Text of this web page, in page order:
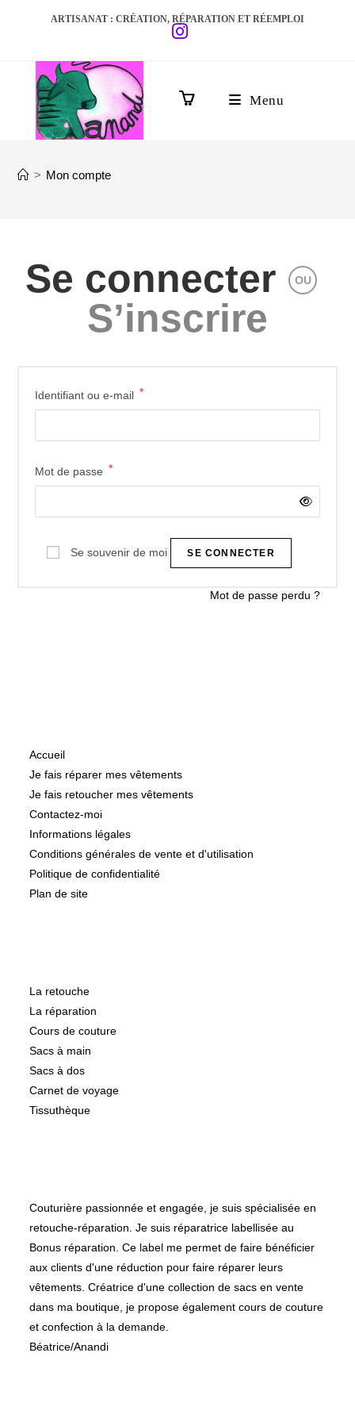
ARTISANAT : CRÉATION, RÉPARATION ET RÉEMPLOI
Menu
> Mon compte
Se connecter OU
S’inscrire
Identifiant ou e-mail *
Mot de passe *
Se souvenir de moi SE CONNECTER
Mot de passe perdu ?
Accueil
Je fais réparer mes vêtements
Je fais retoucher mes vêtements
Contactez-moi
Informations légales
Conditions générales de vente et d'utilisation
Politique de confidentialité
Plan de site
La retouche
La réparation
Cours de couture
Sacs à main
Sacs à dos
Carnet de voyage
Tissuthèque
Couturière passionnée et engagée, je suis spécialisée en
retouche-réparation. Je suis réparatrice labellisée au
Bonus réparation. Ce label me permet de faire bénéficier
aux clients d'une réduction pour faire réparer leurs
vêtements. Créatrice d'une collection de sacs en vente
dans ma boutique, je propose également cours de couture
et confection à la demande.
Béatrice/Anandi